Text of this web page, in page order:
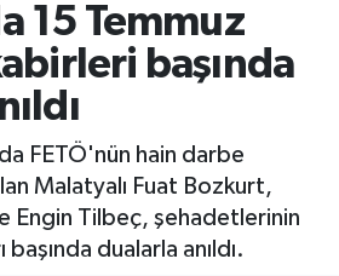
15 Temmuz
başında
FETÖ'nün hain darbe
Malatyalı Fuat Bozkurt,
Engin Tilbeç, şehadetlerinin
başında dualarla anıldı.
Haritası
Puan Durumu ve Fikstür